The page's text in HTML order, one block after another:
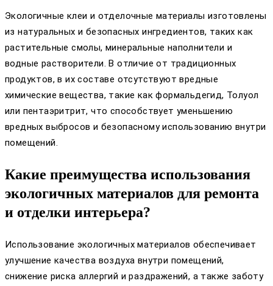
Экологичные клеи и отделочные материалы изготовлены
из натуральных и безопасных ингредиентов, таких как
растительные смолы, минеральные наполнители и
водные растворители. В отличие от традиционных
продуктов, в их составе отсутствуют вредные
химические вещества, такие как формальдегид, Толуол
или пентаэритрит, что способствует уменьшению
вредных выбросов и безопасному использованию внутри
помещений.
Какие преимущества использования
экологичных материалов для ремонта
и отделки интерьера?
Использование экологичных материалов обеспечивает
улучшение качества воздуха внутри помещений,
снижение риска аллергий и раздражений, а также заботу